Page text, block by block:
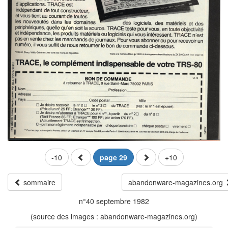
-10 page 29 +10
sommaire
abandonware-magazines.org
n°40 septembre 1982
(source des images : abandonware-magazines.org)